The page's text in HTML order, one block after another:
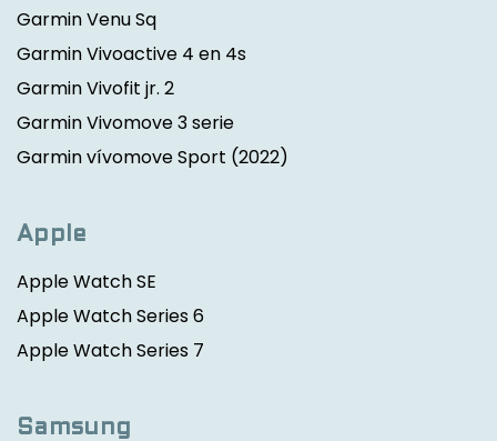
Garmin Venu Sq
Garmin Vivoactive 4 en 4s
Garmin Vivofit jr. 2
Garmin Vivomove 3 serie
Garmin vívomove Sport (2022)
Apple
Apple Watch SE
Apple Watch Series 6
Apple Watch Series 7
Samsung